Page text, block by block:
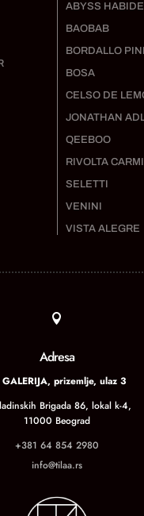
ABYSS
BAOBAB
BORDALLO
BOSA
CELSO DE
JONATHAN
QEEBOO
RIVOLTA
SELETTI
VENINI
VISTA ALEGRE

Adresa
GALERIJA, prizemlje, ulaz 3
Brigada 86, lokal k-4,
11000 Beograd
+381 64 854 2980
info@tilaa.rs